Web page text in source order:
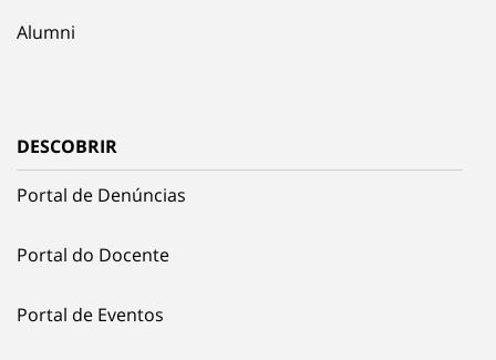
Alumni
DESCOBRIR
Portal de Denúncias
Portal do Docente
Portal de Eventos